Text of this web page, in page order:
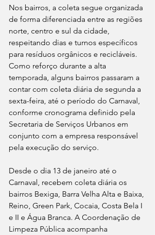
Nos bairros, a coleta segue organizada
de forma diferenciada entre as regiões
norte, centro e sul da cidade,
respeitando dias e turnos específicos
para resíduos orgânicos e recicláveis.
Como reforço durante a alta
temporada, alguns bairros passaram a
contar com coleta diária de segunda a
sexta-feira, até o período do Carnaval,
conforme cronograma definido pela
Secretaria de Serviços Urbanos em
conjunto com a empresa responsável
pela execução do serviço.
Desde o dia 13 de janeiro até o
Carnaval, recebem coleta diária os
bairros Bexiga, Barra Velha Alta e Baixa,
Reino, Green Park, Cocaia, Costa Bela I
e II e Água Branca. A Coordenação de
Limpeza Pública acompanha